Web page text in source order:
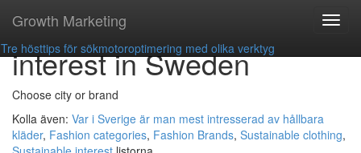
Growth Marketing
hösttips för sökmotoroptimering med olika verktyg
Clothing categories
interest in Sweden
Choose city or brand
Kolla även: Var i Sverige är man mest intresserad av hållbara
kläder, Fashion categories, Fashion Brands, Sustainable clothing,